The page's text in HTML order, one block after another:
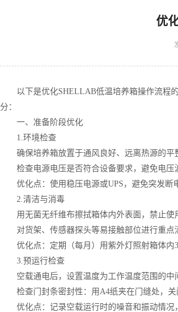
优
以下是优化SHELLAB低温培养箱操作流程的
分：
一、准备阶段优化
1.环境检查
确保培养箱放置于通风良好、远离热源的平
检查电源电压是否符合设备要求，避免电压
优化点：使用稳压电源或UPS，避免突发断
2.清洁与消毒
用无菌无纤维布擦拭箱体内外表面，禁止使
对货架、传感器探头等易接触部位进行重点
优化点：定期（每月）用紫外灯照射箱体内
3.预运行检查
空载通电后，设置温度为工作温度范围的中
检查门封条密封性：用A4纸夹在门缝处，关
优化点：记录空载运行时的噪音和振动情况